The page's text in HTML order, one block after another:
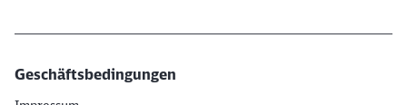
Geschäftsbedingungen